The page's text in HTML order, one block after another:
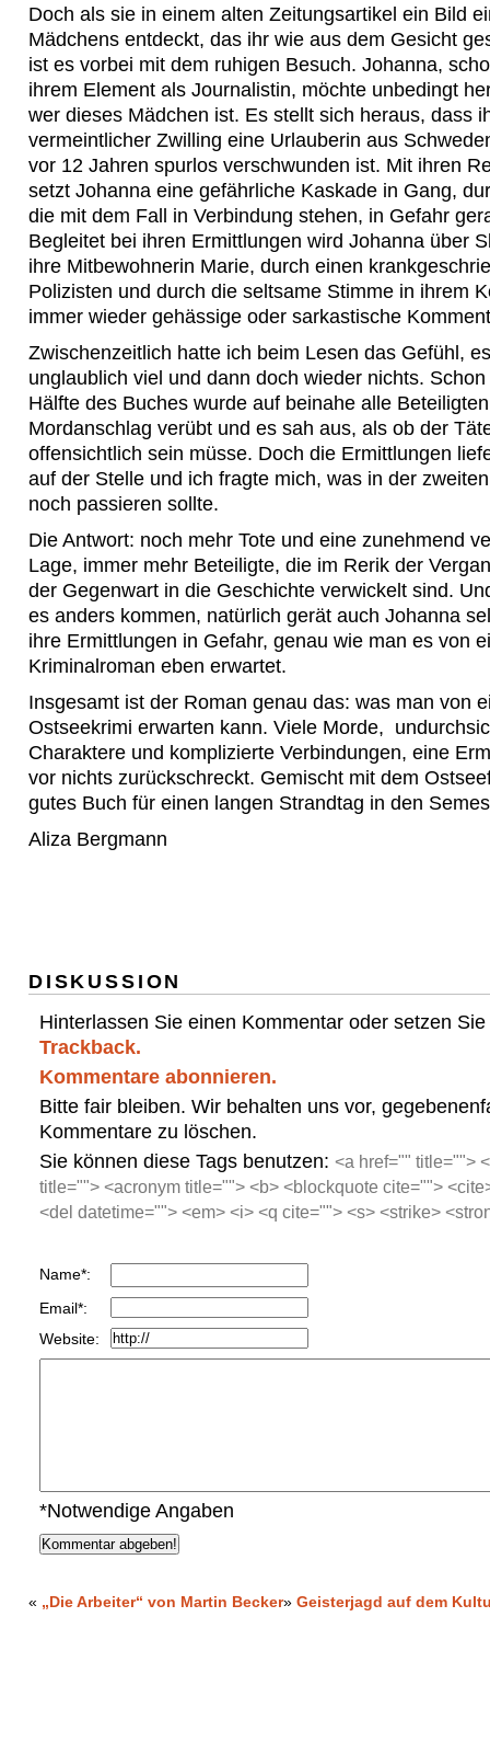
Doch als sie in einem alten Zeitungsartikel ein Bild
Mädchens entdeckt, das ihr wie aus dem Gesicht
ist es vorbei mit dem ruhigen Besuch. Johanna,
ihrem Element als Journalistin, möchte unbedingt
wer dieses Mädchen ist. Es stellt sich heraus, dass
vermeintlicher Zwilling eine Urlauberin aus
vor 12 Jahren spurlos verschwunden ist. Mit ihren
setzt Johanna eine gefährliche Kaskade in Gang,
die mit dem Fall in Verbindung stehen, in Gefahr
Begleitet bei ihren Ermittlungen wird Johanna über
ihre Mitbewohnerin Marie, durch einen
Polizisten und durch die seltsame Stimme in ihrem
immer wieder gehässige oder sarkastische
Zwischenzeitlich hatte ich beim Lesen das Gefühl,
unglaublich viel und dann doch wieder nichts.
Hälfte des Buches wurde auf beinahe alle
Mordanschlag verübt und es sah aus, als ob der
offensichtlich sein müsse. Doch die Ermittlungen
auf der Stelle und ich fragte mich, was in der
noch passieren sollte.
Die Antwort: noch mehr Tote und eine zunehmend
Lage, immer mehr Beteiligte, die im Rerik der
der Gegenwart in die Geschichte verwickelt sind.
es anders kommen, natürlich gerät auch Johanna
ihre Ermittlungen in Gefahr, genau wie man es von
Kriminalroman eben erwartet.
Insgesamt ist der Roman genau das: was man von
Ostseekrimi erwarten kann. Viele Morde,
Charaktere und komplizierte Verbindungen, eine
vor nichts zurückschreckt. Gemischt mit dem
gutes Buch für einen langen Strandtag in den
Aliza Bergmann
DISKUSSION
Hinterlassen Sie einen Kommentar oder setzen
Trackback.
Kommentare abonnieren.
Bitte fair bleiben. Wir behalten uns vor,
Kommentare zu löschen.
Sie können diese Tags benutzen: <a href="" title="">
title=""> <acronym title=""> <b> <blockquote cite="">
<del datetime=""> <em> <i> <q cite=""> <s> <strike>
Name*:
Email*:
Website:
*Notwendige Angaben
« „Die Arbeiter“ von Martin Becker» Geisterjagd auf dem